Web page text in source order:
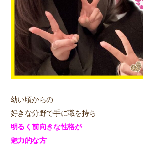
幼い頃からの
好きな分野で手に職を持ち
明るく前向きな性格が
魅力的な方